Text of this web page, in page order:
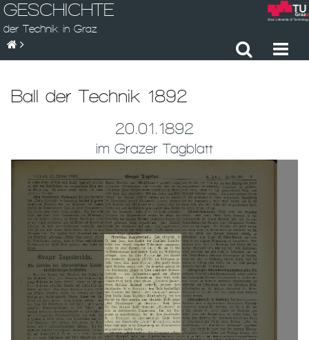
GESCHICHTE
der Technik in Graz
Ball der Technik 1892
20.01.1892
im Grazer Tagblatt